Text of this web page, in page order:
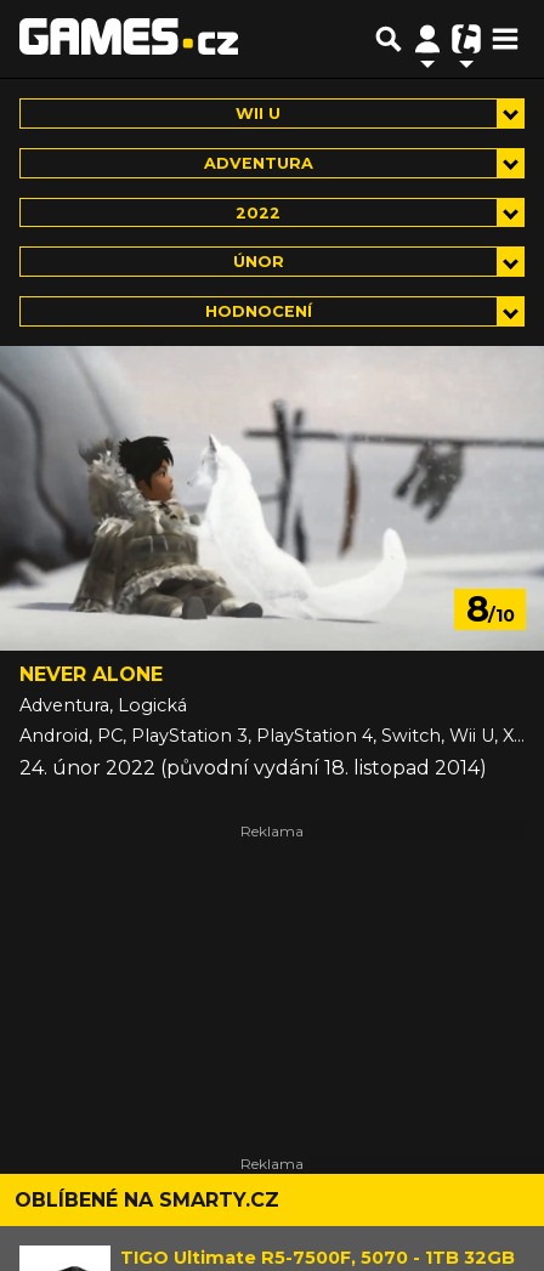
WII U
ADVENTURA
2022
ÚNOR
HODNOCENÍ
8/10
NEVER ALONE
Adventura, Logická
Android, PC, PlayStation 3, PlayStation 4, Switch, Wii U, Xbox One, iOS
24. únor 2022 (původní vydání 18. listopad 2014)
OBLÍBENÉ NA SMARTY.CZ
TIGO Ultimate R5-7500F, 5070 - 1TB 32GB